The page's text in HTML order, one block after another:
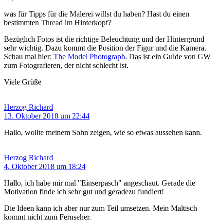
was für Tipps für die Malerei willst du haben? Hast du einen
bestimmten Thread im Hinterkopf?
Bezüglich Fotos ist die richtige Beleuchtung und der Hintergrund
sehr wichtig. Dazu kommt die Position der Figur und die Kamera.
Schau mal hier: The Model Photograph. Das ist ein Guide von GW
zum Fotografieren, der nicht schlecht ist.
Viele Grüße
Herzog Richard
13. Oktober 2018 um 22:44
Hallo, wollte meinem Sohn zeigen, wie so etwas aussehen kann.
Herzog Richard
4. Oktober 2018 um 18:24
Hallo, ich habe mir mal "Einserpasch" angeschaut. Gerade die
Motivation finde ich sehr gut und geradezu fundiert!
Die Ideen kann ich aber nur zum Teil umsetzen. Mein Maltisch
kommt nicht zum Fernseher.